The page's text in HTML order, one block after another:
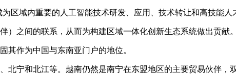
区域内重要的人工智能技术研发、应用、技术转让和高技能人
之间的联系，从而为构建区域一体化创新生态系统做出贡献。
其作为中国与东南亚门户的地位。
宁和北江等。越南仍然是南宁在东盟地区的主要贸易伙伴，